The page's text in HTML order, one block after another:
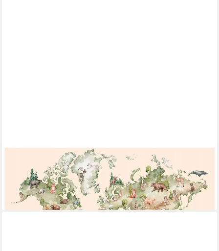
Fototapete Weltkarte strapazierfähig inkl. Kleister Kinderzimmer
416x254 cm, glatt, 254 x 184 cm
ab 59,99 €
lieferbar - in 4-5 Werktagen bei dir